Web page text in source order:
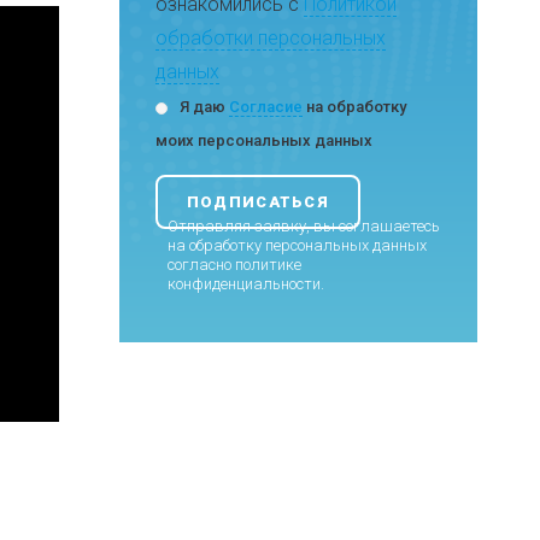
обработки персональных
данных
Я даю Согласие на обработку
моих персональных данных
Отправляя заявку, вы соглашаетесь
на обработку персональных данных
согласно политике
конфиденциальности.